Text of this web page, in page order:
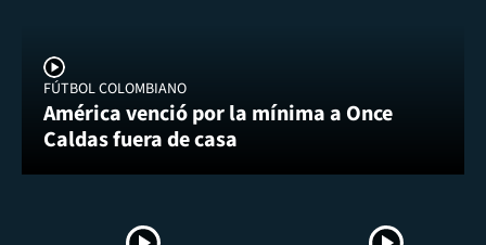
FÚTBOL COLOMBIANO
América venció por la mínima a Once
Caldas fuera de casa